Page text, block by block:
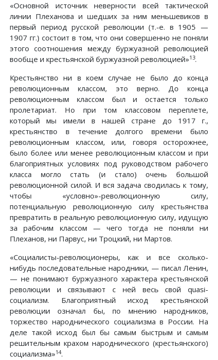
«Основной источник неверности всей тактической
линии Плеханова и шедших за ним меньшевиков в
первый период русской революции (т.-е. в 1905 —
1907 гг.) состоит в том, что они совершенно не поняли
этого соотношения между буржуазной революцией
вообще и крестьянской буржуазной революцией»13.
Крестьянство ни в коем случае не было до конца
революционным классом, это верно. До конца
революционным классом был и остается только
пролетариат. Но при том классовом переплете,
который мы имели в нашей стране до 1917 г.,
крестьянство в течение долгого времени было
революционным классом, или, говоря осторожнее,
было более или менее революционным классом и при
благоприятных условиях под руководством рабочего
класса могло стать (и стало) очень большой
революционной силой. И вся задача сводилась к тому,
чтобы «условно»-революционную силу,
потенциальную революционную силу крестьянства
превратить в реальную революционную силу, идущую
за рабочим классом — чего тогда не поняли ни
Плеханов, ни Парвус, ни Троцкий, ни Мартов.
«Социалисты-революционеры, как и все сколько-
нибудь последовательные народники, — писал Ленин,
— не понимают буржуазного характера крестьянской
революции и связывают с ней весь свой quasi-
социализм. Благоприятный исход крестьянской
революции означал бы, по мнению народников,
торжество народнического социализма в России. На
деле такой исход был бы самым быстрым и самым
решительным крахом народнического (крестьянского)
социализма»14.